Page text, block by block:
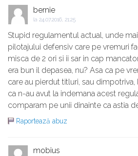
bernie
la 24.07.2016, 21:25
Stupid regulamentul actual, unde
pilotajului defensiv care pe vremuri
misca de 2 ori si ii sar in cap
era bun il depasea, nu? Asa ca pe
care au pierdut titluri, sau
ca n-au avut la indemana acest
comparam pe unii dinainte ca astia
Raportează abuz
mobius